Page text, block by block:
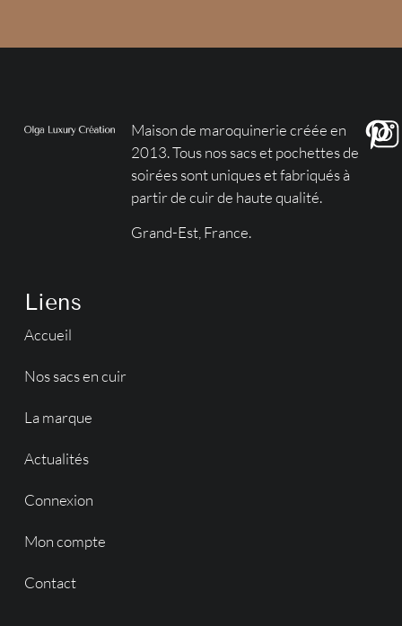
Maison de maroquinerie créée en
2013. Tous nos sacs et pochettes de
soirées sont uniques et fabriqués à
partir de cuir de haute qualité.
Grand-Est, France.
Liens
Accueil
Nos sacs en cuir
La marque
Actualités
Connexion
Mon compte
Contact